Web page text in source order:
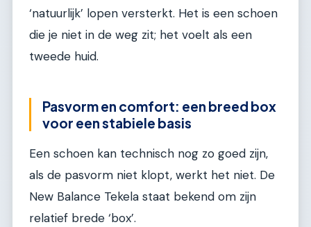
‘natuurlijk’ lopen versterkt. Het is een schoen
die je niet in de weg zit; het voelt als een
tweede huid.
Pasvorm en comfort: een breed box
voor een stabiele basis
Een schoen kan technisch nog zo goed zijn,
als de pasvorm niet klopt, werkt het niet. De
New Balance Tekela staat bekend om zijn
relatief brede ‘box’.